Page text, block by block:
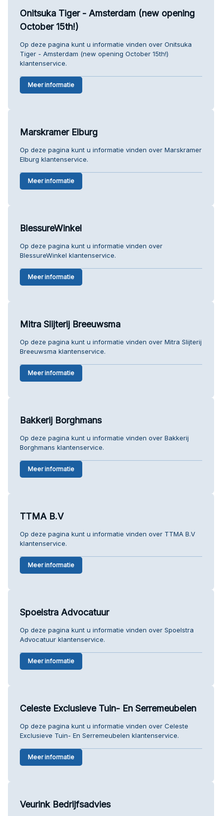
Onitsuka Tiger - Amsterdam (new opening
October 15th!)
Op deze pagina kunt u informatie vinden over Onitsuka
Tiger - Amsterdam (new opening October 15th!)
klantenservice.
Meer informatie
Marskramer Elburg
Op deze pagina kunt u informatie vinden over Marskramer
Elburg klantenservice.
Meer informatie
BlessureWinkel
Op deze pagina kunt u informatie vinden over
BlessureWinkel klantenservice.
Meer informatie
Mitra Slijterij Breeuwsma
Op deze pagina kunt u informatie vinden over Mitra Slijterij
Breeuwsma klantenservice.
Meer informatie
Bakkerij Borghmans
Op deze pagina kunt u informatie vinden over Bakkerij
Borghmans klantenservice.
Meer informatie
TTMA B.V
Op deze pagina kunt u informatie vinden over TTMA B.V
klantenservice.
Meer informatie
Spoelstra Advocatuur
Op deze pagina kunt u informatie vinden over Spoelstra
Advocatuur klantenservice.
Meer informatie
Celeste Exclusieve Tuin- En Serremeubelen
Op deze pagina kunt u informatie vinden over Celeste
Exclusieve Tuin- En Serremeubelen klantenservice.
Meer informatie
Veurink Bedrijfsadvies